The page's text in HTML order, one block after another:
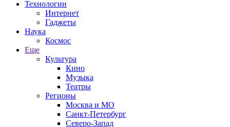
Технологии
Интернет
Гаджеты
Наука
Космос
Еще
Культура
Кино
Музыка
Театры
Регионы
Москва и МО
Санкт-Петербург
Северо-Запад